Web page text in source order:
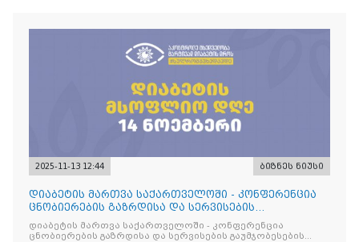
2025-11-13 12:44 ბიზნეს ნიუსი
დიაბეტის მართვა საქართველოში - კონფერენცია
ცნობიერების გაზრდისა და სერვისების
გაუმჯობესების მიზნით
დიაბეტის მართვა საქართველოში - კონფერენცია
ცნობიერების გაზრდისა და სერვისების გაუმჯობესების